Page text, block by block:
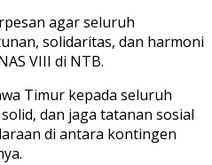
agar seluruh
solidaritas, dan harmoni
VIII di NTB.
Timur kepada seluruh
dan jaga tatanan sosial
di antara kontingen